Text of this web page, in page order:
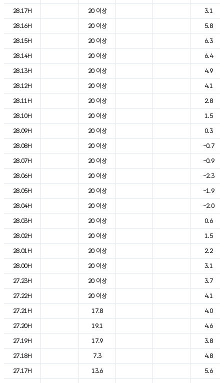
28.17H
20 이상
3.1
28.16H
20 이상
5.8
28.15H
20 이상
6.3
28.14H
20 이상
6.4
28.13H
20 이상
4.9
28.12H
20 이상
4.1
28.11H
20 이상
2.8
28.10H
20 이상
1.5
28.09H
20 이상
0.3
28.08H
20 이상
-0.7
28.07H
20 이상
-0.9
28.06H
20 이상
-2.3
28.05H
20 이상
-1.9
28.04H
20 이상
-2.0
28.03H
20 이상
0.6
28.02H
20 이상
1.5
28.01H
20 이상
2.2
28.00H
20 이상
3.1
27.23H
20 이상
3.7
27.22H
20 이상
4.1
27.21H
17.8
4.0
27.20H
19.1
4.6
27.19H
17.9
3.8
27.18H
7.3
4.8
27.17H
13.6
5.6